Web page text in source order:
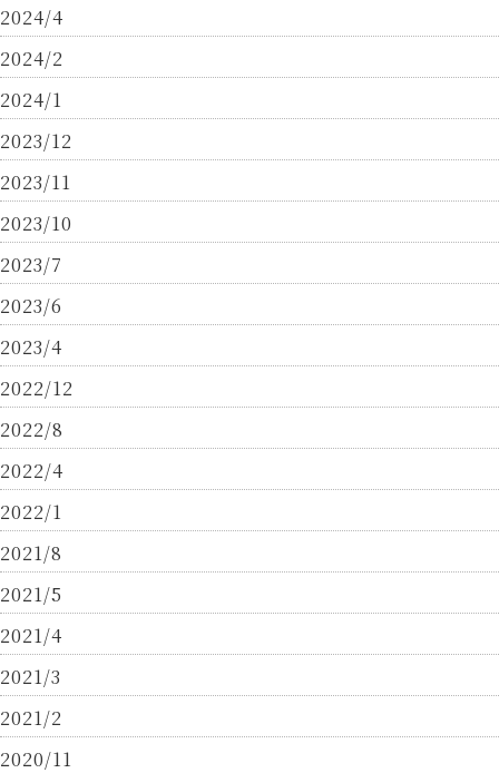
2024/4
2024/2
2024/1
2023/12
2023/11
2023/10
2023/7
2023/6
2023/4
2022/12
2022/8
2022/4
2022/1
2021/8
2021/5
2021/4
2021/3
2021/2
2020/11